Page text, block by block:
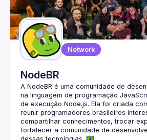
Network
NodeBR
A NodeBR é uma comunidade de
na linguagem de programação
de execução Node.js. Ela foi criada
reunir programadores brasileiros
compartilhar conhecimentos, trocar
fortalecer a comunidade de